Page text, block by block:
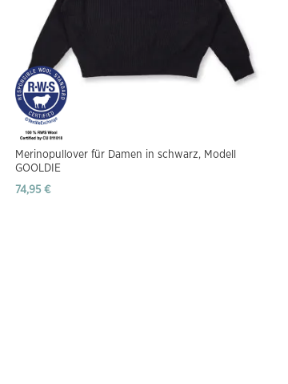
Merinopullover für Damen in schwarz, Modell
GOOLDIE
74,95 €